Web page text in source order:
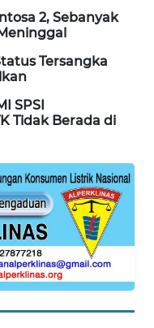
2, Sebanyak
Tersangka
SPSI
Tidak Berada di